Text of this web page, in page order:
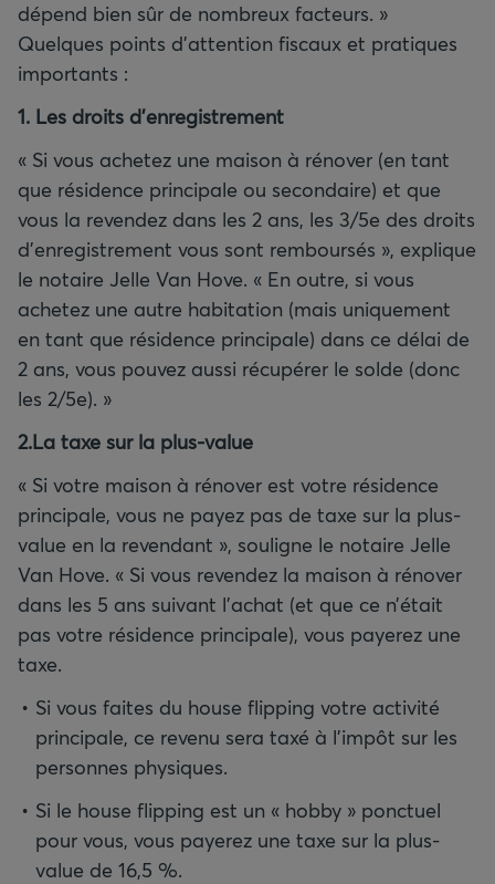
dépend bien sûr de nombreux facteurs. »
Quelques points d’attention fiscaux et pratiques
importants :
1. Les droits d’enregistrement
« Si vous achetez une maison à rénover (en tant
que résidence principale ou secondaire) et que
vous la revendez dans les 2 ans, les 3/5e des droits
d’enregistrement vous sont remboursés », explique
le notaire Jelle Van Hove. « En outre, si vous
achetez une autre habitation (mais uniquement
en tant que résidence principale) dans ce délai de
2 ans, vous pouvez aussi récupérer le solde (donc
2.La taxe sur la plus-value
« Si votre maison à rénover est votre résidence
principale, vous ne payez pas de taxe sur la plus-
value en la revendant », souligne le notaire Jelle
Van Hove. « Si vous revendez la maison à rénover
dans les 5 ans suivant l’achat (et que ce n’était
pas votre résidence principale), vous payerez une
taxe.
Si vous faites du house flipping votre activité
principale, ce revenu sera taxé à l’impôt sur les
personnes physiques.
Si le house flipping est un « hobby » ponctuel
pour vous, vous payerez une taxe sur la plus-
value de 16,5 %.